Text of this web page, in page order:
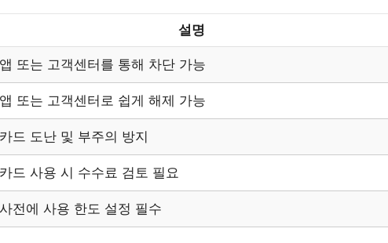
설명
앱 또는 고객센터를 통해 차단 가능
앱 또는 고객센터로 쉽게 해제 가능
카드 도난 및 부주의 방지
카드 사용 시 수수료 검토 필요
사전에 사용 한도 설정 필수